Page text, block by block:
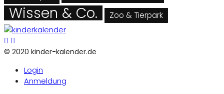
Wissen & Co. Zoo & Tierpark
© 2020 kinder-kalender.de
Login
Anmeldung